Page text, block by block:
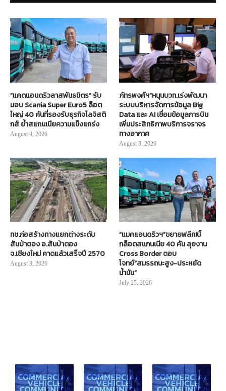
“แคดแอนดริวลาสพันธมิตร” รับ
มอบ Scania Super Euro5 ล็อต
ใหญ่ 40 คันที่รองรับธุรกิจโลจิสติ
กส์ ย้ำสแกนเนียความแข็งแกร่ง
August 4, 2026
ภัทรพงศ์ฯ”หนุนบวท.เร่งพัฒนา
ระบบบริหารจัดการข้อมูล Big
Data และ AI เชื่อมข้อมูลการบิน
เพิ่มประสิทธิภาพบริการจราจร
ทางอากาศ
August 3, 2026
ทช.ก่อสร้างทางแยกต่างระดับ
สันป่าตอง อ.สันป่าตอง
จ.เชียงใหม่ คาดแล้วเสร็จปี 2570
August 3, 2026
“แมคแอนดริวฯ”ขยายฟลีท!บิ๊
กล็อตสแกนเนีย 40 คัน ลุยงาน
Cross Border ตอบ
โจทย์“สมรรถนะสูง-ประหยัด
น้ำมัน”
July 25, 2026